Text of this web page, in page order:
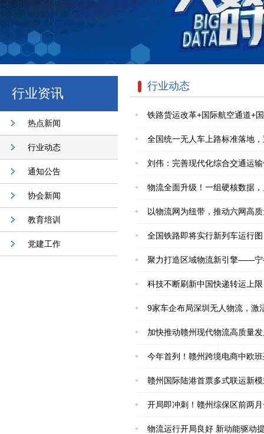
行业资讯
热点新闻
行业动态
通知公告
协会新闻
教育培训
党建工作
行业动态
铁路货运改革+国际航空通道+
全国统一无人车上路标准落地
刘伟：完善现代化综合交通运
物流全面升级！一组硬核数据
以物流网为纽带，推动六网高
全国铁路即将实行新列车运行
聚力打造区域物流新引擎——宁
科技不断刷新中国快递转运上限
9家车企布局深圳无人物流，激
加快推动赣州现代物流高质量
今年首列！赣州跨境电商中欧
赣州国际陆港首票多式联运新
开局即冲刺！赣州综保区前两
物流运行开局良好 新动能驱动